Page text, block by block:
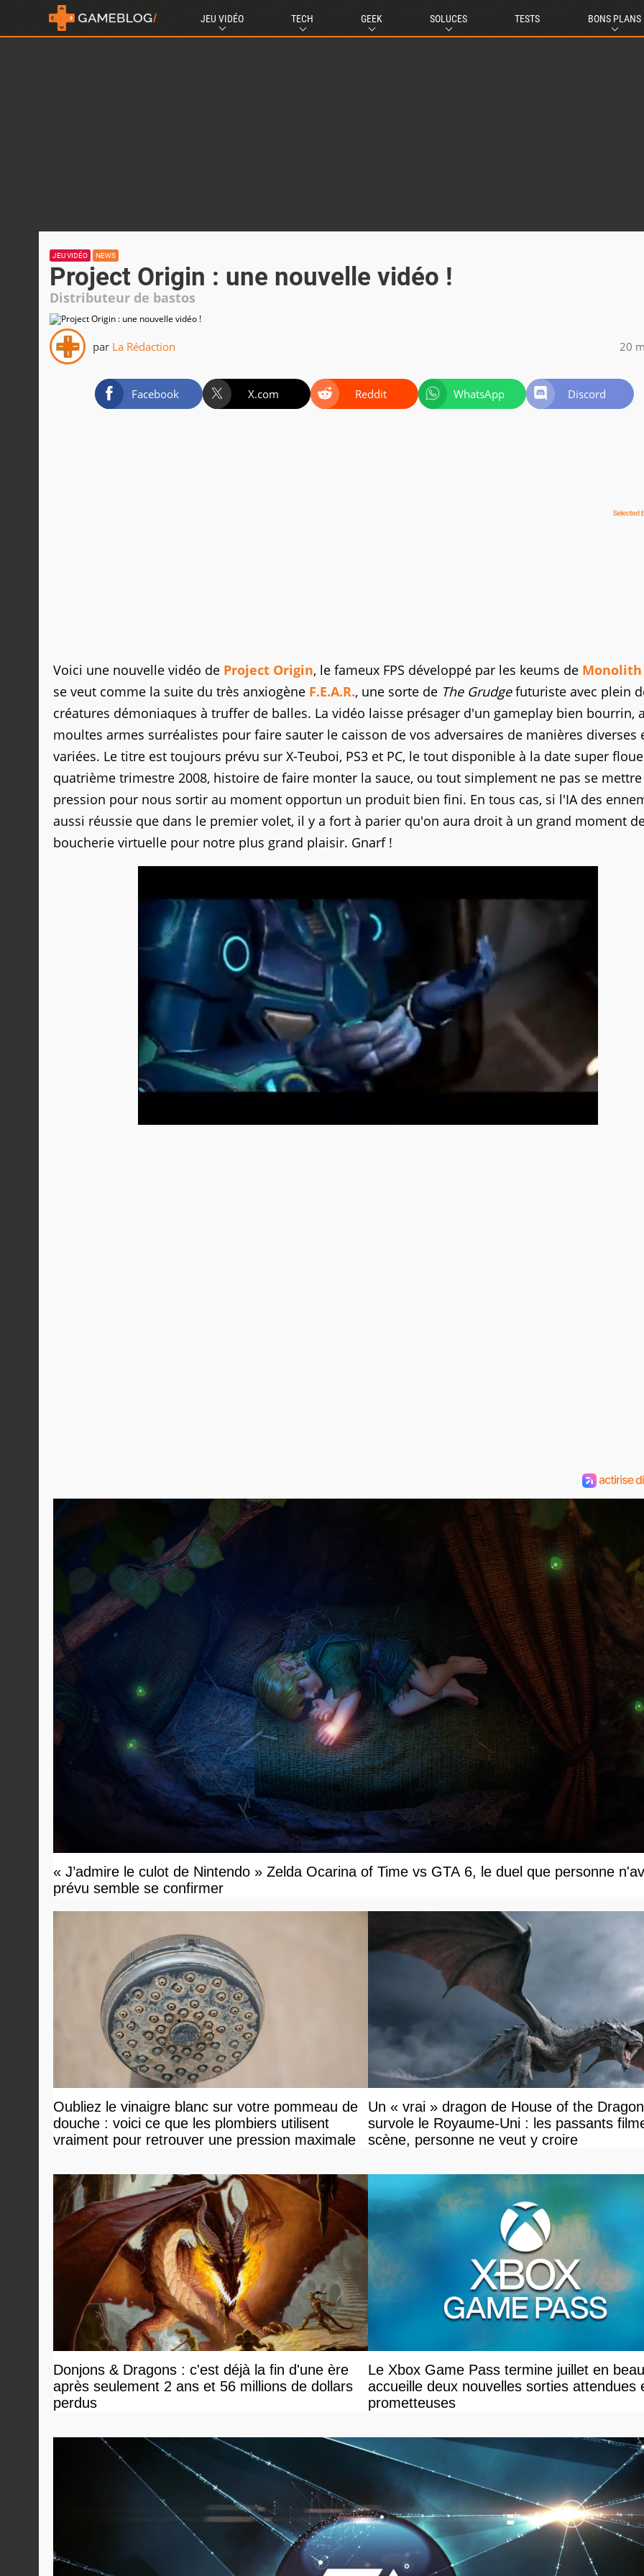
JEU VIDÉO TECH GEEK SOLUCES TESTS BONS PLANS
JEU VIDÉO NEWS
Project Origin : une nouvelle vidéo !
Distributeur de bastos
par La Rédaction 20
Facebook X.com Reddit WhatsApp Discord
Voici une nouvelle vidéo de Project Origin, le fameux FPS développé par les keums de Monolith
se veut comme la suite du très anxiogène F.E.A.R., une sorte de The Grudgefuturiste avec plein
créatures démoniaques à truffer de balles. La vidéo laisse présager d'un gameplay bien bourrin,
moultes armes surréalistes pour faire sauter le caisson de vos adversaires de manières diverses
variées. Le titre est toujours prévu sur X-Teuboi, PS3 et PC, le tout disponible à la date super
quatrième trimestre 2008, histoire de faire monter la sauce, ou tout simplement ne pas se
pression pour nous sortir au moment opportun un produit bien fini. En tous cas, si l'IA des
aussi réussie que dans le premier volet, il y a fort à parier qu'on aura droit à un grand moment
boucherie virtuelle pour notre plus grand plaisir. Gnarf !
« J’admire le culot de Nintendo » Zelda Ocarina of Time vs GTA 6, le duel que personne
prévu semble se confirmer
Oubliez le vinaigre blanc sur votre pommeau de
douche : voici ce que les plombiers utilisent
vraiment pour retrouver une pression maximale
Un « vrai » dragon de House of the Dragon
survole le Royaume-Uni : les passants
scène, personne ne veut y croire
Donjons & Dragons : c'est déjà la fin d'une ère
après seulement 2 ans et 56 millions de dollars
perdus
Le Xbox Game Pass termine juillet en
accueille deux nouvelles sorties attendues
prometteuses